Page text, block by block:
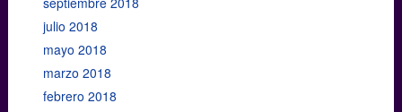
julio 2018
mayo 2018
marzo 2018
febrero 2018